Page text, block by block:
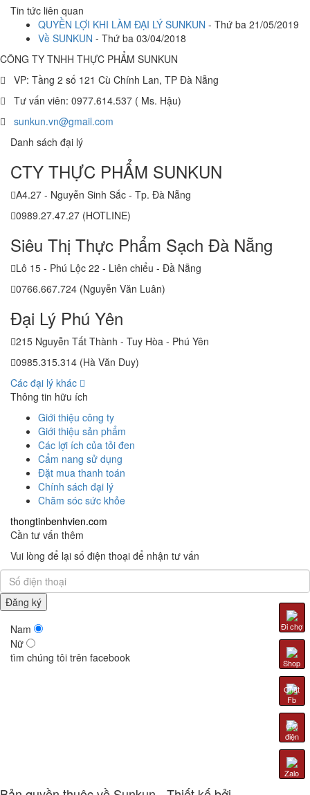
Tin tức liên quan
QUYỀN LỢI KHI LÀM ĐẠI LÝ SUNKUN - Thứ ba 21/05/2019
Về SUNKUN - Thứ ba 03/04/2018
CÔNG TY TNHH THỰC PHẨM SUNKUN
VP: Tầng 2 số 121 Cù Chính Lan, TP Đà Nẵng
Tư vấn viên: 0977.614.537 ( Ms. Hậu)
sunkun.vn@gmail.com
Danh sách đại lý
CTY THỰC PHẨM SUNKUN
A4.27 - Nguyễn Sinh Sắc - Tp. Đà Nẵng
0989.27.47.27 (HOTLINE)
Siêu Thị Thực Phẩm Sạch Đà Nẵng
Lô 15 - Phú Lộc 22 - Liên chiểu - Đầ Nẵng
0766.667.724 (Nguyễn Văn Luân)
Đại Lý Phú Yên
215 Nguyễn Tất Thành - Tuy Hòa - Phú Yên
0985.315.314 (Hà Văn Duy)
Các đại lý khác
Thông tin hữu ích
Giới thiệu công ty
Giới thiệu sản phẩm
Các lợi ích của tỏi đen
Cẩm nang sử dụng
Đặt mua thanh toán
Chính sách đại lý
Chăm sóc sức khỏe
thongtinbenhvien.com
Cần tư vấn thêm
Vui lòng để lại số điện thoại để nhận tư vấn
Nam
Nữ
tìm chúng tôi trên facebook
Đi chợ
Shop
Chat
Fb
Gọi
điện
Zalo